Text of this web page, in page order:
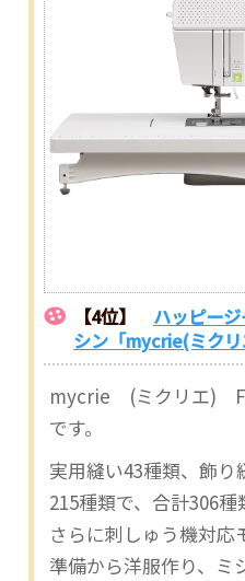
【4位】 ハッピー
シン「mycrie(ミクリ
mycrie (ミクリエ)
です。
実用縫い43種類、飾
215種類で、合計306種
さらに刺しゅう機対応
準備から洋服作り、ミ